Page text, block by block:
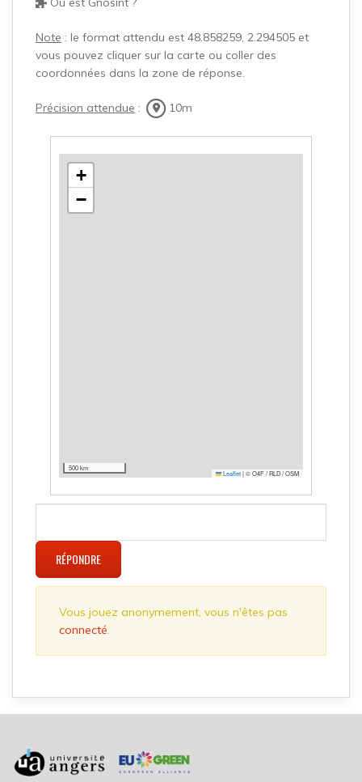
Note : le format attendu est 48.858259, 2.294505 et
vous pouvez cliquer sur la carte ou coller des
coordonnées dans la zone de réponse.
Précision attendue : 10m
+
−
500 km
Leaflet|© O4F / RLD / OSM
RÉPONDRE
Vous jouez anonymement, vous n'êtes pas
connecté.